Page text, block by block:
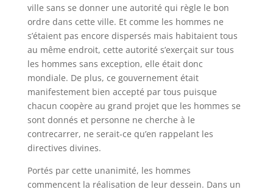
ville sans se donner une autorité qui règle le bon
ordre dans cette ville. Et comme les hommes ne
s’étaient pas encore dispersés mais habitaient tous
au même endroit, cette autorité s’exerçait sur tous
les hommes sans exception, elle était donc
mondiale. De plus, ce gouvernement était
manifestement bien accepté par tous puisque
chacun coopère au grand projet que les hommes se
sont donnés et personne ne cherche à le
contrecarrer, ne serait-ce qu’en rappelant les
directives divines.
Portés par cette unanimité, les hommes
commencent la réalisation de leur dessein. Dans un